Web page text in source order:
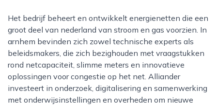
Het bedrijf beheert en ontwikkelt energienetten die een
groot deel van nederland van stroom en gas voorzien. In
arnhem bevinden zich zowel technische experts als
beleidsmakers, die zich bezighouden met vraagstukken
rond netcapaciteit, slimme meters en innovatieve
oplossingen voor congestie op het net. Alliander
investeert in onderzoek, digitalisering en samenwerking
met onderwijsinstellingen en overheden om nieuwe